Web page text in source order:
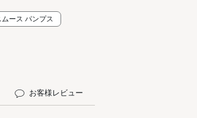
ムース パンプス
お客様レビュー